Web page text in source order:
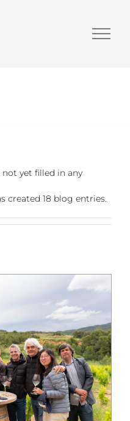
yet filled in any
created 18 blog entries.